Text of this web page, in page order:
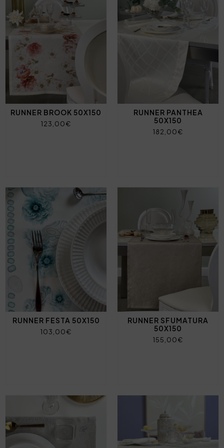
RUNNER BROOK 50X150
123,00€
RUNNER PANTHEA
50X150
182,00€
RUNNER FESTA 50X150
103,00€
RUNNER SFUMATURA
50X150
155,00€